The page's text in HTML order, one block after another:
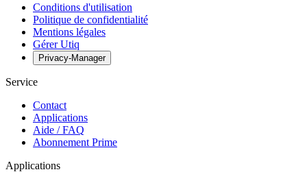
Conditions d'utilisation
Politique de confidentialité
Mentions légales
Gérer Utiq
Privacy-Manager
Service
Contact
Applications
Aide / FAQ
Abonnement Prime
Applications